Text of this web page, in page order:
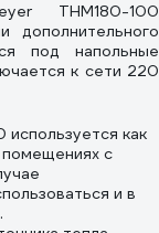
THM180-100
дополнительного
под напольные
к сети 220
как
помещениях с
и в